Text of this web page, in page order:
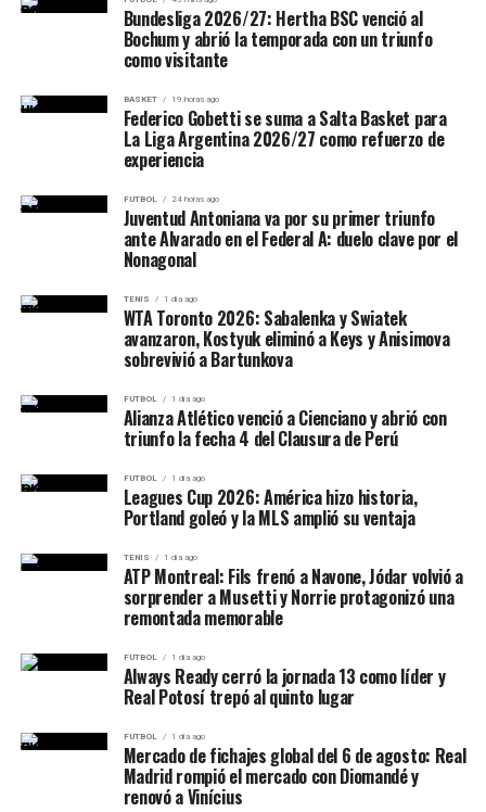
Bundesliga 2026/27: Hertha BSC venció al
Bochum y abrió la temporada con un triunfo
como visitante
BASKET 19 horas ago
Federico Gobetti se suma a Salta Basket para
La Liga Argentina 2026/27 como refuerzo de
experiencia
FUTBOL 24 horas ago
Juventud Antoniana va por su primer triunfo
ante Alvarado en el Federal A: duelo clave por el
Nonagonal
TENIS 1 día ago
WTA Toronto 2026: Sabalenka y Swiatek
avanzaron, Kostyuk eliminó a Keys y Anisimova
sobrevivió a Bartunkova
FUTBOL 1 día ago
Alianza Atlético venció a Cienciano y abrió con
triunfo la fecha 4 del Clausura de Perú
FUTBOL 1 día ago
Leagues Cup 2026: América hizo historia,
Portland goleó y la MLS amplió su ventaja
TENIS 1 día ago
ATP Montreal: Fils frenó a Navone, Jódar volvió a
sorprender a Musetti y Norrie protagonizó una
remontada memorable
FUTBOL 1 día ago
Always Ready cerró la jornada 13 como líder y
Real Potosí trepó al quinto lugar
FUTBOL 1 día ago
Mercado de fichajes global del 6 de agosto: Real
Madrid rompió el mercado con Diomandé y
renovó a Vinícius